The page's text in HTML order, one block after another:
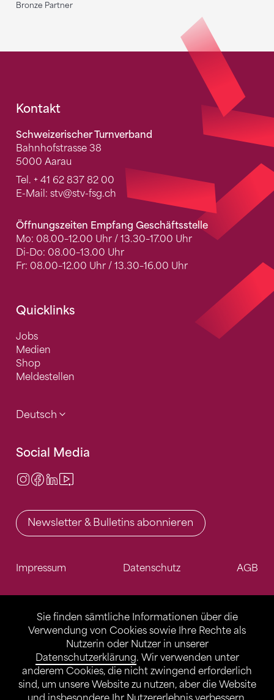
Sie finden sämtliche Informationen über die
Verwendung von Cookies sowie Ihre Rechte als
Nutzerin oder Nutzer in unserer
Datenschutzerklärung. Wir verwenden unter
anderem Cookies, die nicht zwingend erforderlich
sind, um unsere Website zu nutzen, aber die Website
Bronze Partner
Fusszeile
Kontakt
Schweizerischer Turnverband
Bahnhofstrasse 38
5000 Aarau
Tel. + 41 62 837 82 00
E-Mail: stv@stv-fsg.ch
Öffnungszeiten Empfang Geschäftsstelle
Mo: 08.00–12.00 Uhr / 13.30–17.00 Uhr
Di-Do: 08.00–13.00 Uhr
Fr: 08.00–12.00 Uhr / 13.30–16.00 Uhr
Quicklinks
Jobs
Medien
Shop
Meldestellen
Deutsch
Social Media
Instagram
Facebook
LinkedIn
Newsletter & Bulletins abonnieren
Impressum Datenschutz AGB